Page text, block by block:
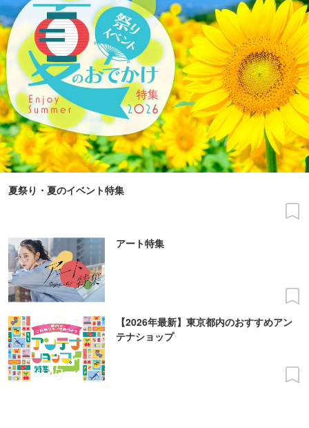
夏祭り・夏のイベント特集
アート特集
【2026年最新】東京都内のおすすめアン
テナショップ